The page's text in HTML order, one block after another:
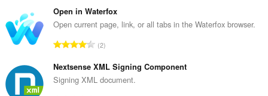
d
e
u
t
u
o
t
a
d
e
m
e
o
o
t
Open in Waterfox
Open current page, link, or all tabs in the Waterfox browser.
N
m
e
2
Nextsense XML Signing Component
Signing XML document.